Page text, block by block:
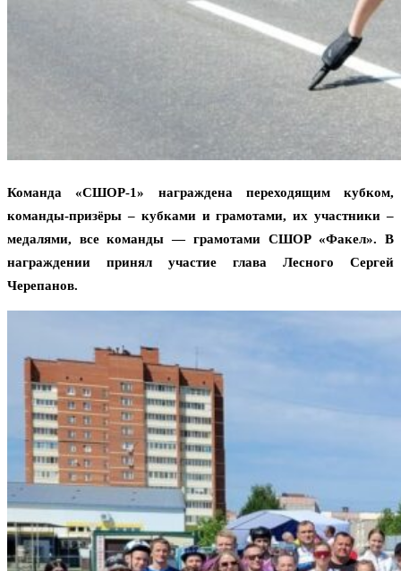
Команда «СШОР-1» награждена переходящим кубком,
команды-призёры – кубками и грамотами, их участники –
медалями, все команды — грамотами СШОР «Факел». В
награждении принял участие глава Лесного Сергей
Черепанов.